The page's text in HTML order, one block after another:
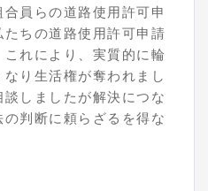
員らの道路使用許可申
ちの道路使用許可申請
れにより、実質的に輪
り生活権が奪われまし
しましたが解決につな
判断に頼らざるを得な